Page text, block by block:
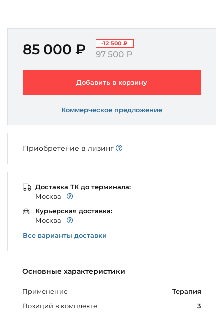
Основные характеристики
Применение
Терапия
Позиций в комплекте
3
85 000 ₽ -12 500 ₽
97 500 ₽
Добавить в корзину
Коммерческое предложение
Приобретение в лизинг
Доставка ТК до терминала:
Моcква -
Курьерская доставка:
Моcква -
Все варианты доставки